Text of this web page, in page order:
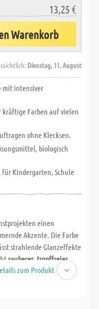
13,25 €
Warenkorb
Dienstag, 11. August
mit intensiver
Farben auf vielen
ohne Klecksen.
biologisch
Kindergarten, Schule
einen
Akzente. Die Farbe
strahlende Glanzeffekte
sauberes, tropffreies
aufgetragen werden
zum Produkt